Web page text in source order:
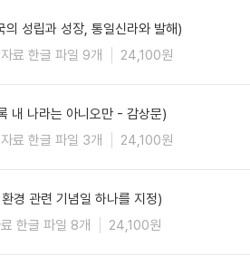
의 성립과 성장, 통일신라와 발해)
료 한글 파일 9개 24,100원
내 나라는 아니오만 - 감상문)
료 한글 파일 3개 24,100원
경 관련 기념일 하나를 지정)
한글 파일 8개 24,100원